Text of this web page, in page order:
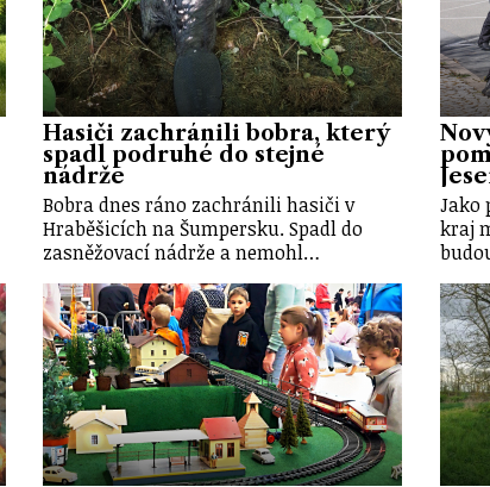
Hasiči zachránili bobra, který
spadl podruhé do stejné
nádrže
Bobra dnes ráno zachránili hasiči v
Hraběšicích na Šumpersku. Spadl do
zasněžovací nádrže a nemohl…
Jako
kraj